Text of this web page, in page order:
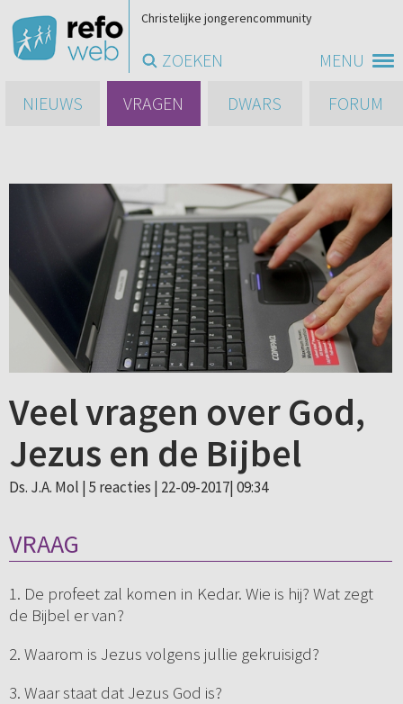
MENU
Christelijke jongerencommunity
ZOEKEN
NIEUWS
VRAGEN DWARS FORUM
Veel vragen over God,
Jezus en de Bijbel
Ds. J.A. Mol | 5 reacties | 22-09-2017| 09:34
VRAAG
1. De profeet zal komen in Kedar. Wie is hij? Wat zegt
de Bijbel er van?
2. Waarom is Jezus volgens jullie gekruisigd?
3. Waar staat dat Jezus God is?